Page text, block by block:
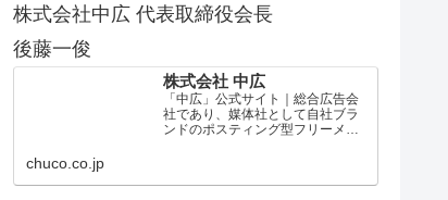
株式会社中広 代表取締役会長
後藤一俊
株式会社 中広
「中広」公式サイト｜総合広告会
社であり、媒体社として自社ブラ
ンドのポスティング型フリーメデ
chuco.co.jp